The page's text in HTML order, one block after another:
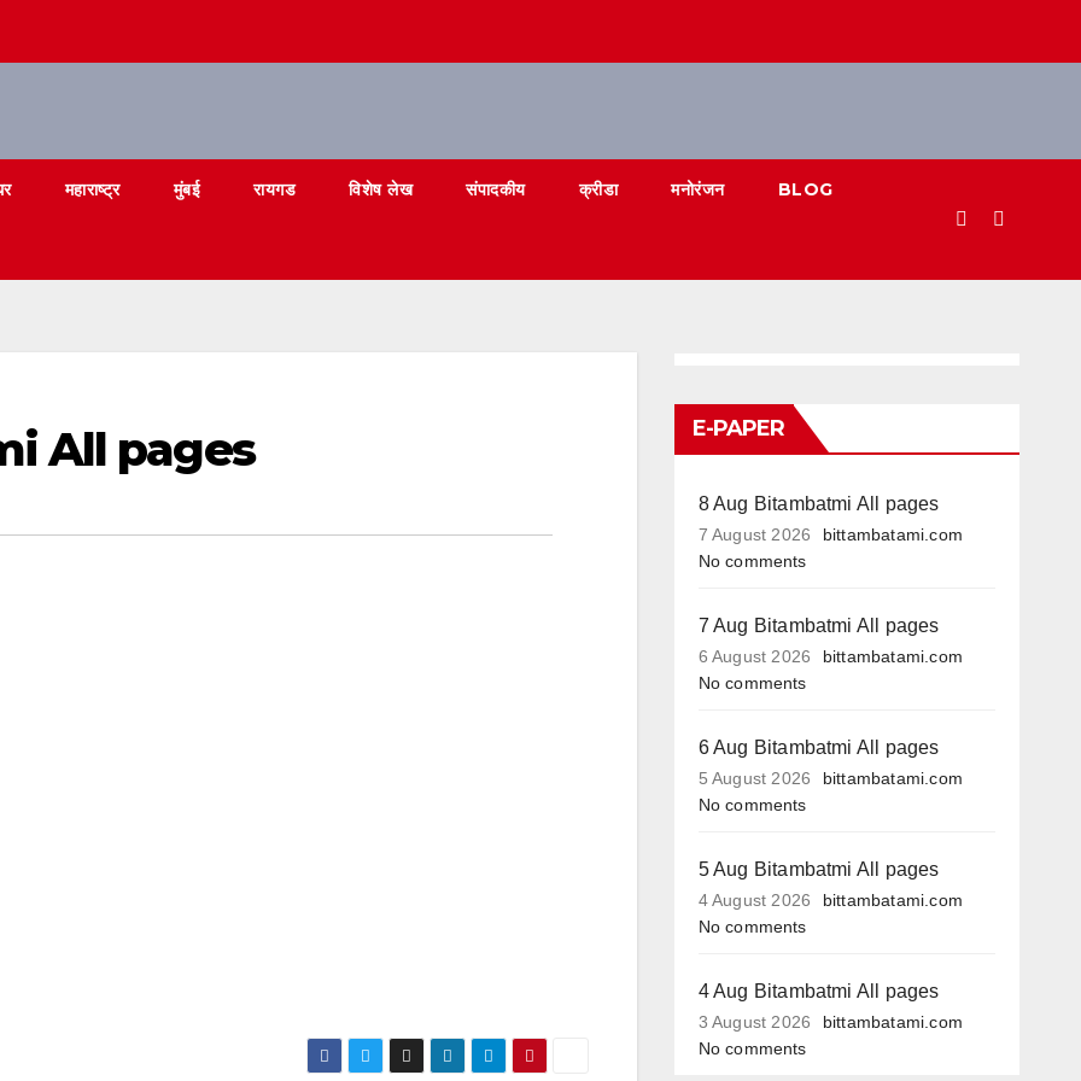
महाराष्ट्र मुंबई रायगड विशेष लेख संपादकीय क्रीडा मनोरंजन BLOG
All pages E-PAPER
8 Aug Bitambatmi All pages
7 August 2026
bittambatami.com
No comments
7 Aug Bitambatmi All pages
6 August 2026
bittambatami.com
No comments
6 Aug Bitambatmi All pages
5 August 2026
bittambatami.com
No comments
5 Aug Bitambatmi All pages
4 August 2026
bittambatami.com
No comments
4 Aug Bitambatmi All pages
3 August 2026
bittambatami.com
No comments